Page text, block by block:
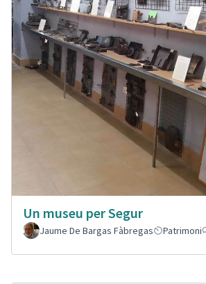
Un museu per Segur
Jaume De Bargas Fàbregas
Patrimoni